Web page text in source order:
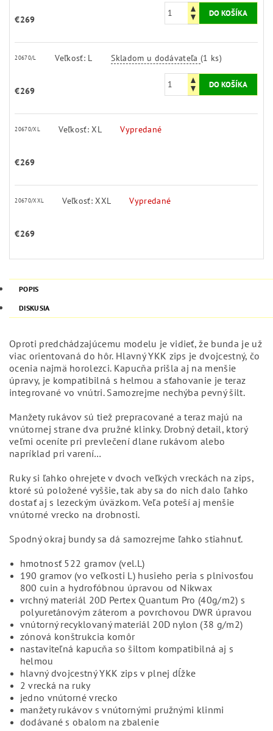
€269
20670/L Veľkosť: L Skladom u dodávateľa(1 ks)
€269
20670/XL Veľkosť: XL Vypredané
€269
20670/XXL Veľkosť: XXL Vypredané
€269
POPIS
DISKUSIA
Oproti predchádzajúcemu modelu je vidieť, že bunda je už
viac orientovaná do hôr. Hlavný YKK zips je dvojcestný, čo
ocenia najmä horolezci. Kapucňa prišla aj na menšie
úpravy, je kompatibilná s helmou a sťahovanie je teraz
integrované vo vnútri. Samozrejme nechýba pevný šilt.
Manžety rukávov sú tiež prepracované a teraz majú na
vnútornej strane dva pružné klinky. Drobný detail, ktorý
veľmi oceníte pri prevlečení dlane rukávom alebo
napríklad pri varení…
Ruky si ľahko ohrejete v dvoch veľkých vreckách na zips,
ktoré sú položené vyššie, tak aby sa do nich dalo ľahko
dostať aj s lezeckým úväzkom. Veľa poteší aj menšie
vnútorné vrecko na drobnosti.
Spodný okraj bundy sa dá samozrejme ľahko stiahnuť.
hmotnosť 522 gramov (vel.L)
190 gramov (vo veľkosti L) husieho peria s plnivosťou
800 cuin a hydrofóbnou úpravou od Nikwax
vrchný materiál 20D Pertex Quantum Pro (40g/m2) s
polyuretánovým záterom a povrchovou DWR úpravou
vnútorný recyklovaný materiál 20D nylon (38 g/m2)
zónová konštrukcia komôr
nastaviteľná kapucňa so šiltom kompatibilná aj s
helmou
hlavný dvojcestný YKK zips v plnej dĺžke
2 vrecká na ruky
jedno vnútorné vrecko
manžety rukávov s vnútornými pružnými klinmi
dodávané s obalom na zbalenie